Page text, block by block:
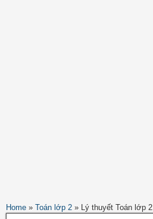
Home » Toán lớp 2 » Lý thuyết Toán lớp 2